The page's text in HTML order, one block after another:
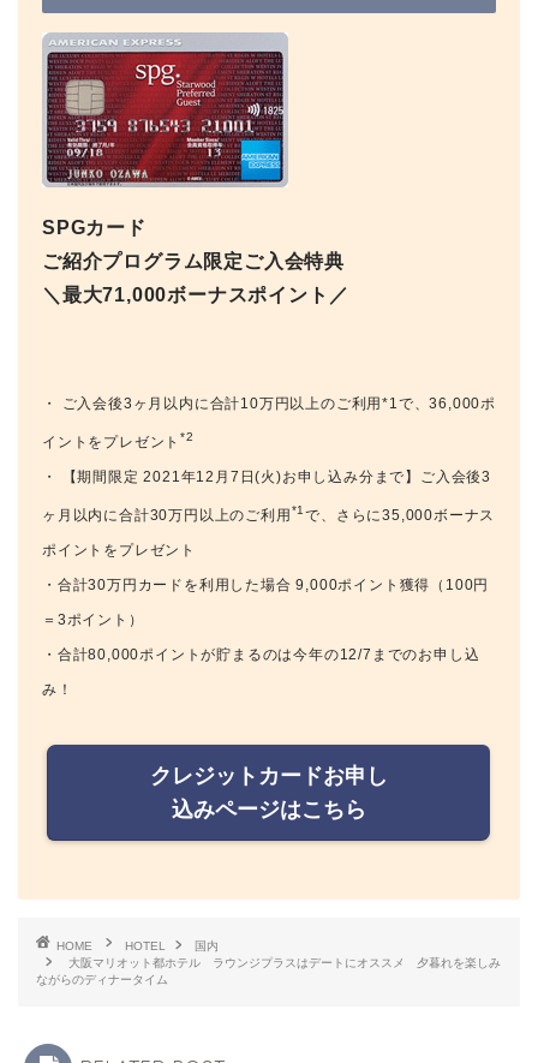
SPGカード
ご紹介プログラム限定ご入会特典
＼最大71,000ボーナスポイント／
・ ご入会後3ヶ月以内に合計10万円以上のご利用*1で、36,000ポ
イントをプレゼント*2
・ 【期間限定 2021年12月7日(火)お申し込み分まで】ご入会後3
ヶ月以内に合計30万円以上のご利用 *1で、さらに35,000ボーナス
ポイントをプレゼント
・合計30万円カードを利用した場合 9,000ポイント獲得（100円
＝3ポイント）
・合計80,000ポイントが貯まるのは今年の12/7までのお申し込
み！
クレジットカードお申し
込みページはこちら
HOME HOTEL
国内
大阪マリオット都ホテル ラウンジプラスはデートにオススメ 夕暮れを楽しみ
ながらのディナータイム